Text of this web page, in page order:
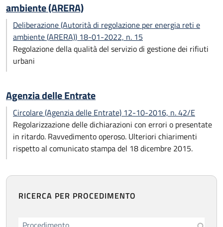
ambiente (ARERA)
Deliberazione (Autorità di regolazione per energia reti e
ambiente (ARERA)) 18-01-2022, n. 15
Regolazione della qualità del servizio di gestione dei rifiuti
urbani
Agenzia delle Entrate
Circolare (Agenzia delle Entrate) 12-10-2016, n. 42/E
Regolarizzazione delle dichiarazioni con errori o presentate
in ritardo. Ravvedimento operoso. Ulteriori chiarimenti
rispetto al comunicato stampa del 18 dicembre 2015.
RICERCA PER PROCEDIMENTO